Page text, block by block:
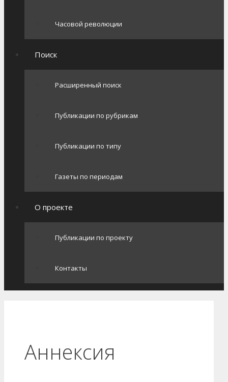
Часовой революции
Поиск
Расширенный поиск
Публикации по рубрикам
Публикации по типу
Газеты по периодам
О проекте
Публикации по проекту
Контакты
Аннексия